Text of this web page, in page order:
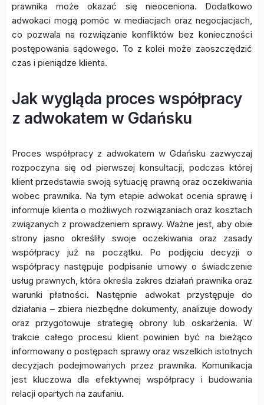
prawnika może okazać się nieoceniona. Dodatkowo
adwokaci mogą pomóc w mediacjach oraz negocjacjach,
co pozwala na rozwiązanie konfliktów bez konieczności
postępowania sądowego. To z kolei może zaoszczędzić
czas i pieniądze klienta.
Jak wygląda proces współpracy
z adwokatem w Gdańsku
Proces współpracy z adwokatem w Gdańsku zazwyczaj
rozpoczyna się od pierwszej konsultacji, podczas której
klient przedstawia swoją sytuację prawną oraz oczekiwania
wobec prawnika. Na tym etapie adwokat ocenia sprawę i
informuje klienta o możliwych rozwiązaniach oraz kosztach
związanych z prowadzeniem sprawy. Ważne jest, aby obie
strony jasno określiły swoje oczekiwania oraz zasady
współpracy już na początku. Po podjęciu decyzji o
współpracy następuje podpisanie umowy o świadczenie
usług prawnych, która określa zakres działań prawnika oraz
warunki płatności. Następnie adwokat przystępuje do
działania – zbiera niezbędne dokumenty, analizuje dowody
oraz przygotowuje strategię obrony lub oskarżenia. W
trakcie całego procesu klient powinien być na bieżąco
informowany o postępach sprawy oraz wszelkich istotnych
decyzjach podejmowanych przez prawnika. Komunikacja
jest kluczowa dla efektywnej współpracy i budowania
relacji opartych na zaufaniu.